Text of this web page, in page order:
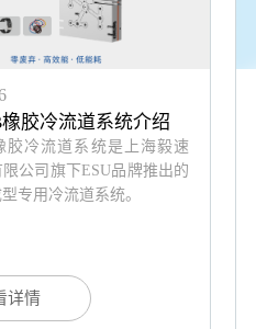
橡胶冷流道系统介绍
胶冷流道系统是上海毅速
公司旗下ESU品牌推出的
专用冷流道系统。
详情